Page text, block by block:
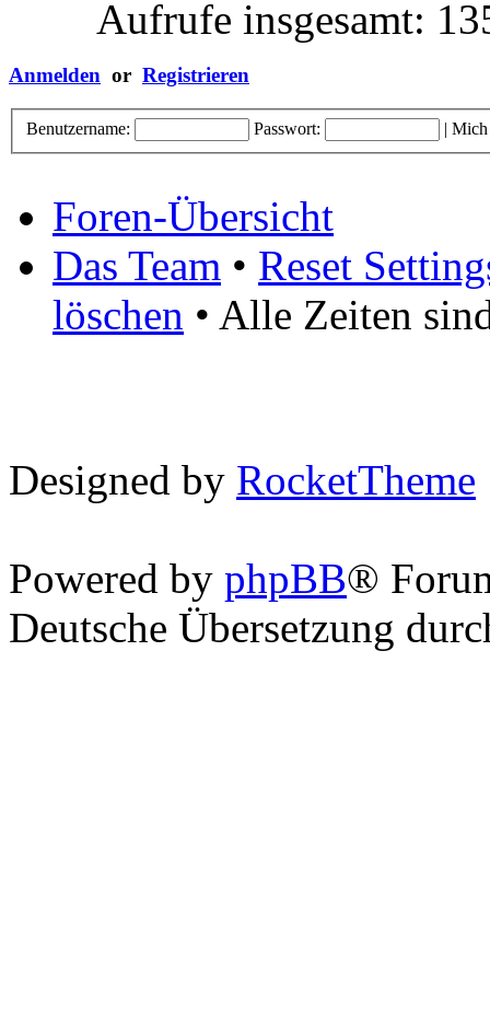
Aufrufe insgesamt:
Anmelden or Registrieren
Benutzername: Passwort: | Mich
Foren-Übersicht
Das Team • Reset
löschen • Alle Zeiten
Designed by RocketTheme
Powered by phpBB®
Deutsche Übersetzung